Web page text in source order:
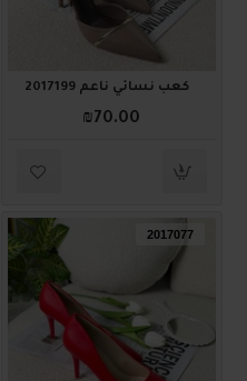
كعب نسائي ناعم 2017199
₪70.00
2017077